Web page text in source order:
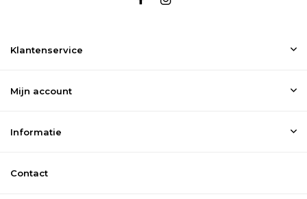
Klantenservice
Mijn account
Informatie
Contact